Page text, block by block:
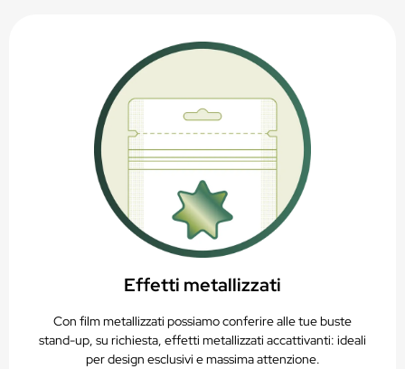
Effetti metallizzati
Con film metallizzati possiamo conferire alle tue buste
stand-up, su richiesta, effetti metallizzati accattivanti: ideali
per design esclusivi e massima attenzione.